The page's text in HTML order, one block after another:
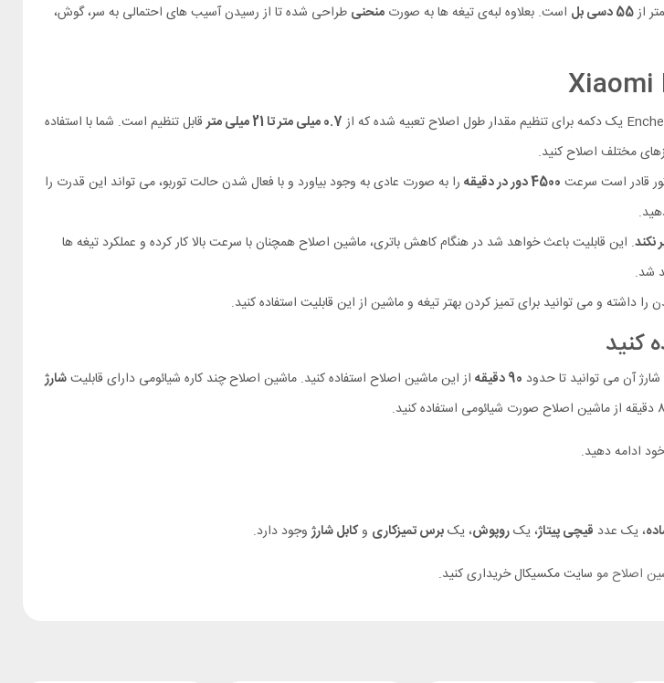
از55 دسی بل است. بعلاوه لبه‌ی تیغه ها به صورتمنحنی طراحی شده تا از رسیدن آسیب های احتمالی به سر، گوش،
0.7 میلی متر تا 21 میلی متر
قابل تنظیم است. شما با استفاده
مختلف اصلاح کنید.
4500 دور در دقیقه
را به صورت عادی به وجود بیاورد و با فعال شدن حالت توربو، می تواند این قدرت را
نکند. این قابلیت باعث خواهد شد در هنگام کاهش باتری، ماشین اصلاح همچنان با سرعت بالا کار کرده و عملکرد تیغه ها
شد.
90 دقیقه از این ماشین اصلاح استفاده کنید. ماشین اصلاح چند کاره شیائومی دارای قابلیتشارژ
ادامه دهید.
، یک عدد قیچی پیتاژ، یکروپوش، یکبرس تمیزکاری وکابل شارژ وجود دارد.
اصلاح مو سایت مکسیکال خریداری کنید.